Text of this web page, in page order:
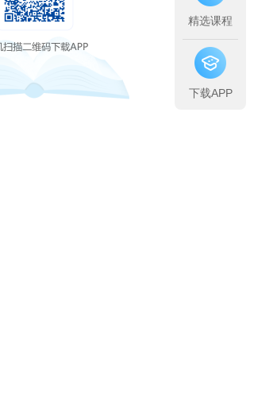
精选课程
下载APP